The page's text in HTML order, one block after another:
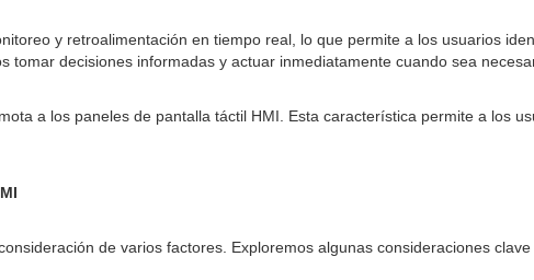
y retroalimentación en tiempo real, lo que permite a los usuarios
decisiones informadas y actuar inmediatamente cuando sea
a los paneles de pantalla táctil HMI. Esta característica permite a los
de varios factores. Exploremos algunas consideraciones